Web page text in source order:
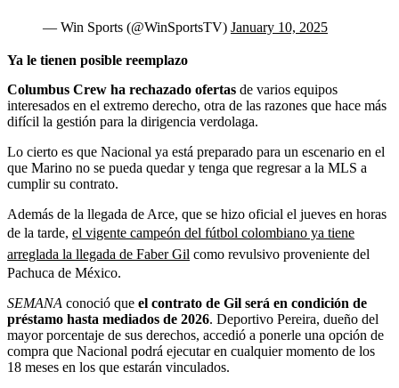
— Win Sports (@WinSportsTV) January 10, 2025
Ya le tienen posible reemplazo
Columbus Crew ha rechazado ofertas de varios equipos
interesados en el extremo derecho, otra de las razones que hace más
difícil la gestión para la dirigencia verdolaga.
Lo cierto es que Nacional ya está preparado para un escenario en el
que Marino no se pueda quedar y tenga que regresar a la MLS a
cumplir su contrato.
Además de la llegada de Arce, que se hizo oficial el jueves en horas
de la tarde, el vigente campeón del fútbol colombiano ya tiene
arreglada la llegada de Faber Gil como revulsivo proveniente del
Pachuca de México.
SEMANA conoció que el contrato de Gil será en condición de
préstamo hasta mediados de 2026. Deportivo Pereira, dueño del
mayor porcentaje de sus derechos, accedió a ponerle una opción de
compra que Nacional podrá ejecutar en cualquier momento de los
18 meses en los que estarán vinculados.